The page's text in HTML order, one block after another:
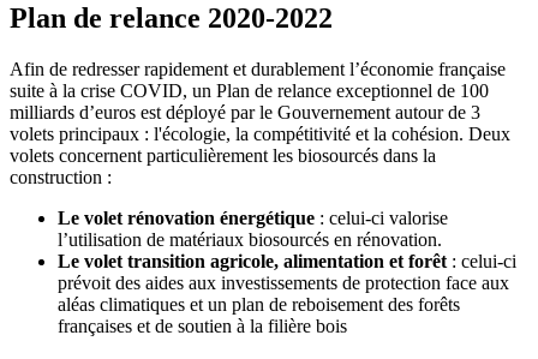
Plan de relance 2020-2022
Afin de redresser rapidement et durablement l’économie française
suite à la crise COVID, un Plan de relance exceptionnel de 100
milliards d’euros est déployé par le Gouvernement autour de 3
volets principaux : l'écologie, la compétitivité et la cohésion. Deux
volets concernent particulièrement les biosourcés dans la
construction :
Le volet rénovation énergétique : celui-ci valorise
l’utilisation de matériaux biosourcés en rénovation.
Le volet transition agricole, alimentation et forêt : celui-ci
prévoit des aides aux investissements de protection face aux
aléas climatiques et un plan de reboisement des forêts
françaises et de soutien à la filière bois